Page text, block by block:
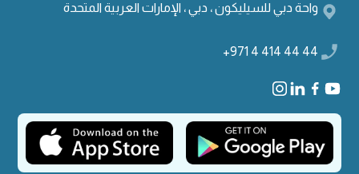
واحة دبي للسيليكون ، دبي ، الإمارات العربية المتحدة
+971 4 414 44 44